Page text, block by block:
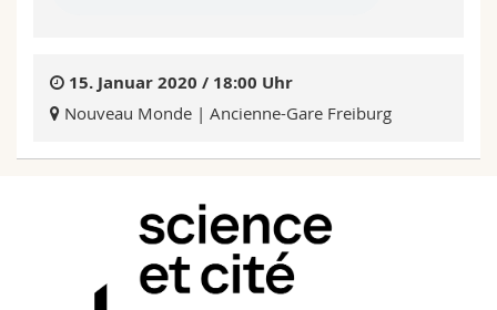
15. Januar 2020 / 18:00 Uhr
Nouveau Monde | Ancienne-Gare Freiburg